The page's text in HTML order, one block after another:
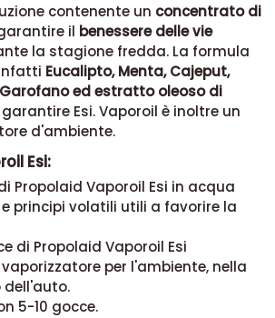
contenente un concentrato di
il benessere delle vie
la stagione fredda. La formula
Eucalipto, Menta, Cajeput,
ed estratto oleoso di
Esi. Vaporoil è inoltre un
d'ambiente.
Esi:
Propolaid Vaporoil Esi in acqua
principi volatili utili a favorire la
di Propolaid Vaporoil Esi
per l'ambiente, nella
5-10 gocce.